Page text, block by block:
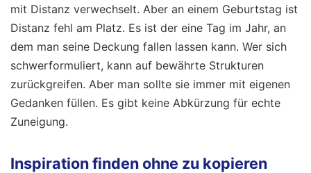
mit Distanz verwechselt. Aber an einem Geburtstag ist
Distanz fehl am Platz. Es ist der eine Tag im Jahr, an
dem man seine Deckung fallen lassen kann. Wer sich
schwerformuliert, kann auf bewährte Strukturen
zurückgreifen. Aber man sollte sie immer mit eigenen
Gedanken füllen. Es gibt keine Abkürzung für echte
Zuneigung.
Inspiration finden ohne zu kopieren